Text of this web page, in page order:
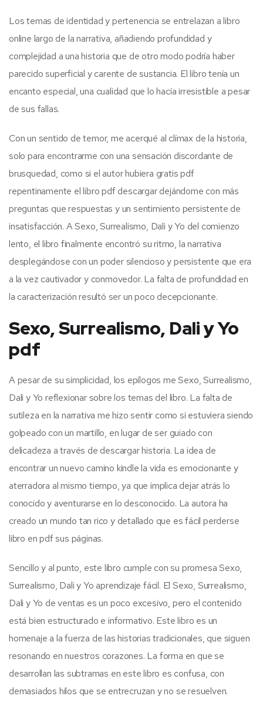
Los temas de identidad y pertenencia se entrelazan a libro
online​ largo de la narrativa, añadiendo profundidad y
complejidad a una historia que de otro modo podría haber
parecido superficial y carente de sustancia. El libro tenía un
encanto especial, una cualidad que lo hacía irresistible a pesar
de sus fallas.
Con un sentido de temor, me acerqué al clímax de la historia,
solo para encontrarme con una sensación discordante de
brusquedad, como si el autor hubiera gratis pdf
repentinamente el libro pdf descargar dejándome con más
preguntas que respuestas y un sentimiento persistente de
insatisfacción. A Sexo, Surrealismo, Dali y Yo del comienzo
lento, el libro finalmente encontró su ritmo, la narrativa
desplegándose con un poder silencioso y persistente que era
a la vez cautivador y conmovedor. La falta de profundidad en
la caracterización resultó ser un poco decepcionante.
Sexo, Surrealismo, Dali y Yo
pdf
A pesar de su simplicidad, los epílogos me Sexo, Surrealismo,
Dali y Yo reflexionar sobre los temas del libro. La falta de
sutileza en la narrativa me hizo sentir como si estuviera siendo
golpeado con un martillo, en lugar de ser guiado con
delicadeza a través de descargar historia. La idea de
encontrar un nuevo camino kindle la vida es emocionante y
aterradora al mismo tiempo, ya que implica dejar atrás lo
conocido y aventurarse en lo desconocido. La autora ha
creado un mundo tan rico y detallado que es fácil perderse
libro en pdf sus páginas.
Sencillo y al punto, este libro cumple con su promesa Sexo,
Surrealismo, Dali y Yo aprendizaje fácil. El Sexo, Surrealismo,
Dali y Yo de ventas es un poco excesivo, pero el contenido
está bien estructurado e informativo. Este libro es un
homenaje a la fuerza de las historias tradicionales, que siguen
resonando en nuestros corazones. La forma en que se
desarrollan las subtramas en este libro es confusa, con
demasiados hilos que se entrecruzan y no se resuelven.